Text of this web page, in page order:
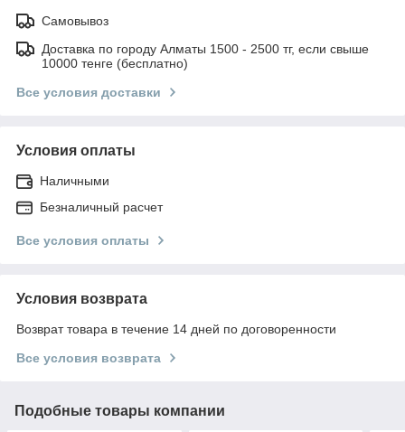
Самовывоз
Доставка по городу Алматы 1500 - 2500 тг, если свыше
10000 тенге (бесплатно)
Все условия доставки
Условия оплаты
Наличными
Безналичный расчет
Все условия оплаты
Условия возврата
Возврат товара в течение 14 дней по договоренности
Все условия возврата
Подобные товары компании